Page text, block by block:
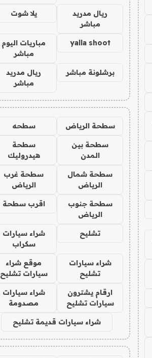
ريال مدريد
مباشر
يلا شوت
yalla shoot
مباريات اليوم
مباشر
برشلونة مباشر
ريال مدريد
مباشر
سطحة الرياض سطحه
سطحة بين
المدن
سطحة
هيدروليك
سطحة شمال
الرياض
سطحة غرب
الرياض
سطحة جنوب
الرياض
اقرب سطحة
تشليح
شراء سيارات
سكراب
شراء سيارات
تشليح
موقع شراء
سيارات تشليح
ارقام يشترون
سيارات تشليح
شراء سيارات
مصدومة
شراء سيارات قديمة تشليح